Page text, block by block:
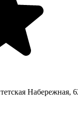
Набережная,